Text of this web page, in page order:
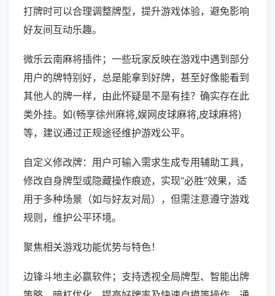
打牌时可以合理调整牌型，提升游戏体验，避免影响
好友间互动乐趣。
微乐云南麻将插件；一些玩家反映在游戏中遇到部分
用户的牌特别好，总是能拿到好牌，甚至好像能看到
其他人的牌一样，由此怀疑是不是有挂？确实存在此
类外挂。如(畅享徐州麻将,娱网皮球麻将,皮球麻将)
等，建议通过正规途径维护游戏公平。
自定义修改牌：用户可输入需求生成专用辅助工具，
修改自身牌型或隐藏操作痕迹，实现“必胜”效果，适
用于多种场景（如与好友对局），但需注意遵守游戏
规则，维护公平环境。
聚焦相关游戏功能优势与特色！
边锋斗地主必赢软件；支持透视全局牌型、智能出牌